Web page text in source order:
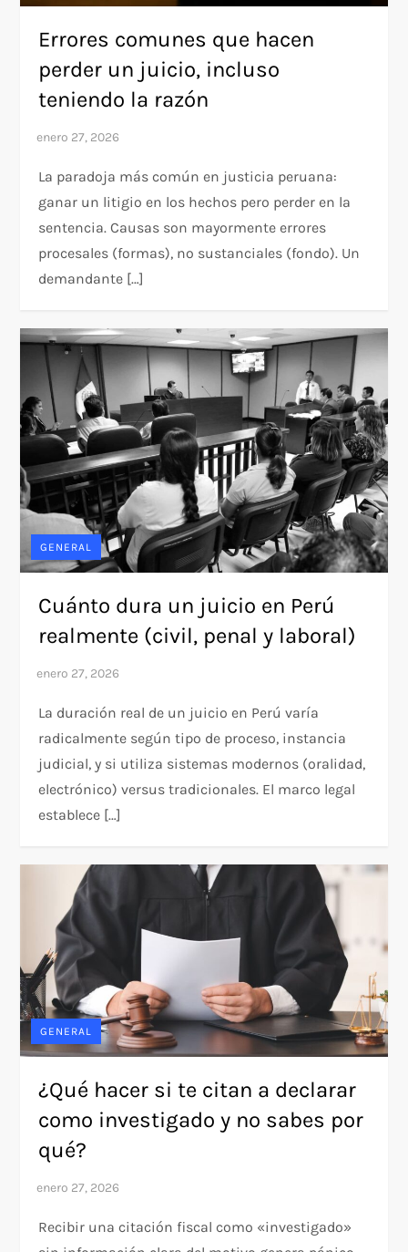
Errores comunes que hacen
perder un juicio, incluso
teniendo la razón
La paradoja más común en justicia peruana:
ganar un litigio en los hechos pero perder en la
sentencia. Causas son mayormente errores
procesales (formas), no sustanciales (fondo). Un
demandante […]
GENERAL
Cuánto dura un juicio en Perú
realmente (civil, penal y laboral)
La duración real de un juicio en Perú varía
radicalmente según tipo de proceso, instancia
judicial, y si utiliza sistemas modernos (oralidad,
electrónico) versus tradicionales. El marco legal
establece […]
GENERAL
¿Qué hacer si te citan a declarar
como investigado y no sabes por
qué?
Recibir una citación fiscal como «investigado»